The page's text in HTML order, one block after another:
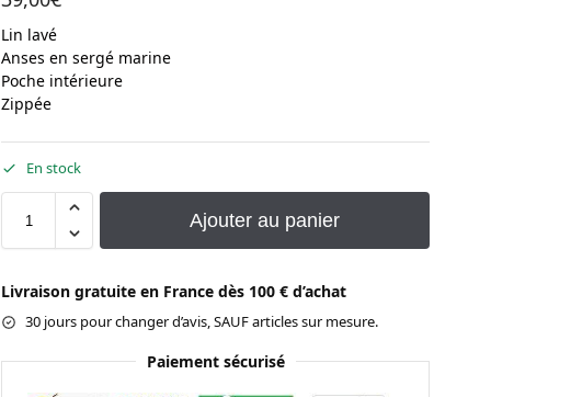
Lin lavé
Anses en sergé marine
Poche intérieure
Zippée
En stock
Ajouter au panier
Livraison gratuite en France dès 100 € d’achat
30 jours pour changer d’avis, SAUF articles sur mesure.
Paiement sécurisé